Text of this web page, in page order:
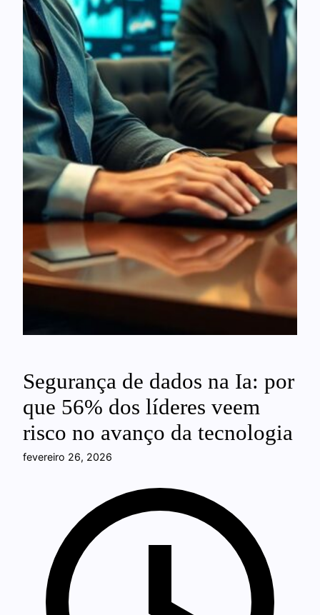
Segurança de dados na Ia: por
que 56% dos líderes veem
risco no avanço da tecnologia
fevereiro 26, 2026